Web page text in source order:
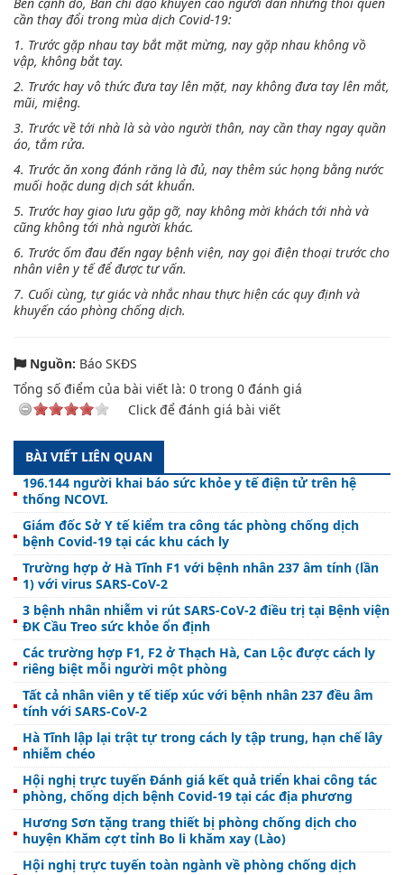
cần thay đổi trong mùa dịch Covid-19:
1. Trước gặp nhau tay bắt mặt mừng, nay gặp nhau không vồ
vập, không bắt tay.
2. Trước hay vô thức đưa tay lên mặt, nay không đưa tay lên mắt,
mũi, miệng.
3. Trước về tới nhà là sà vào người thân, nay cần thay ngay quần
áo, tắm rửa.
4. Trước ăn xong đánh răng là đủ, nay thêm súc họng bằng nước
muối hoặc dung dịch sát khuẩn.
5. Trước hay giao lưu gặp gỡ, nay không mời khách tới nhà và
cũng không tới nhà người khác.
6. Trước ốm đau đến ngay bệnh viện, nay gọi điện thoại trước cho
nhân viên y tế để được tư vấn.
7. Cuối cùng, tự giác và nhắc nhau thực hiện các quy định và
khuyến cáo phòng chống dịch.
Nguồn: Báo SKĐS
Tổng số điểm của bài viết là: 0 trong 0 đánh giá
Click để đánh giá bài viết
BÀI VIẾT LIÊN QUAN
196.144 người khai báo sức khỏe y tế điện tử trên hệ
thống NCOVI.
Giám đốc Sở Y tế kiểm tra công tác phòng chống dịch
bệnh Covid-19 tại các khu cách ly
Trường hợp ở Hà Tĩnh F1 với bệnh nhân 237 âm tính (lần
1) với virus SARS-CoV-2
3 bệnh nhân nhiễm vi rút SARS-CoV-2 điều trị tại Bệnh viện
ĐK Cầu Treo sức khỏe ổn định
Các trường hợp F1, F2 ở Thạch Hà, Can Lộc được cách ly
riêng biệt mỗi người một phòng
Tất cả nhân viên y tế tiếp xúc với bệnh nhân 237 đều âm
tính với SARS-CoV-2
Hà Tĩnh lập lại trật tự trong cách ly tập trung, hạn chế lây
nhiễm chéo
Hội nghị trực tuyến Đánh giá kết quả triển khai công tác
phòng, chống dịch bệnh Covid-19 tại các địa phương
Hương Sơn tặng trang thiết bị phòng chống dịch cho
huyện Khăm cợt tỉnh Bo li khăm xay (Lào)
Hội nghị trực tuyến toàn ngành về phòng chống dịch